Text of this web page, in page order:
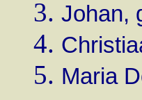
Johan,
Maria